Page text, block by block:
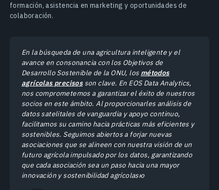
formación, asistencia en marketing y oportunidades de
colaboración.
En la búsqueda de una agricultura inteligente y el
avance en consonancia con los Objetivos de
Desarrollo Sostenible de la ONU, los métodos
agrícolas precisosson clave. En EOS Data Analytics,
nos comprometemos a garantizar el éxito de nuestros
socios en este ámbito. Al proporcionarles análisis de
datos satelitales de vanguardia y apoyo continuo,
facilitamos su camino hacia prácticas más eficientes y
sostenibles. Seguimos abiertos a forjar nuevas
asociaciones que se alineen con nuestra visión de un
futuro agrícola impulsado por los datos, garantizando
que cada asociación sea un paso hacia una mayor
innovación y sostenibilidad agrícolasю